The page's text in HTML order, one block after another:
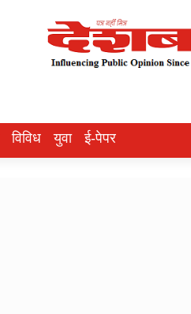
विविध युवा ई-पेपर